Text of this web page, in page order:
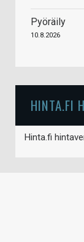
Pyöräily
10.8.2026
HINTA.FI
Hinta.fi